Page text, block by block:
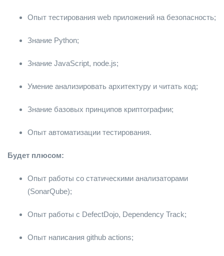
Опыт тестирования web приложений на безопасность;
Знание Python;
Знание JavaScript, node.js;
Умение анализировать архитектуру и читать код;
Знание базовых принципов криптографии;
Опыт автоматизации тестирования.
Будет плюсом:
Опыт работы со статическими анализаторами
(SonarQube);
Опыт работы с DefectDojo, Dependency Track;
Опыт написания github actions;